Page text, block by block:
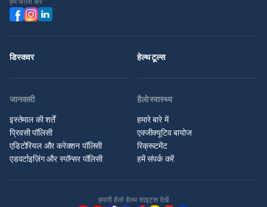
डिस्कवर हेल्थ टूल्स
जानकारी
इस्तेमाल की शर्तें
प्रिवसी पॉलिसी
एडिटोरियल और करेक्शन पॉलिसी
एडवर्टाइज़िंग और स्पॉन्सर पॉलिसी
हैलो स्वास्थ्य
हमारे बारे में
एक्जीक्यूटिव बायोज
रिक्रूटमेंट
हमें संपर्क करें
हमारी हैलो हेल्थ साइट्स देखें